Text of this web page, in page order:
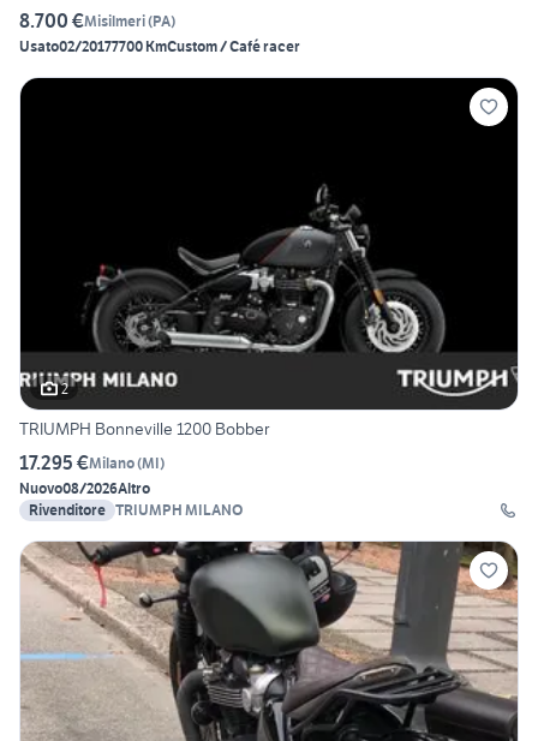
8.700 €Misilmeri(PA)
Usato02/20177700 KmCustom / Café racer
2
TRIUMPH Bonneville 1200 Bobber
17.295 €Milano(MI)
Nuovo08/2026Altro
Rivenditore TRIUMPH MILANO